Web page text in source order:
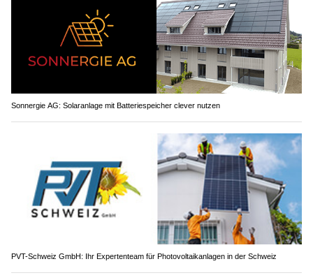
Sonnergie AG: Solaranlage mit Batteriespeicher clever nutzen
PVT-Schweiz GmbH: Ihr Expertenteam für Photovoltaikanlagen in der Schweiz